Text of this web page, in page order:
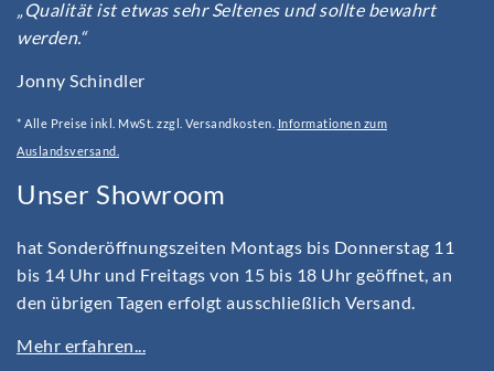
„Qualität ist etwas sehr Seltenes und sollte bewahrt
werden.“
Jonny Schindler
* Alle Preise inkl. MwSt. zzgl. Versandkosten. Informationen zum
Auslandsversand.
Unser Showroom
hat Sonderöffnungszeiten Montags bis Donnerstag 11
bis 14 Uhr und Freitags von 15 bis 18 Uhr geöffnet, an
den übrigen Tagen erfolgt ausschließlich Versand.
Mehr erfahren...